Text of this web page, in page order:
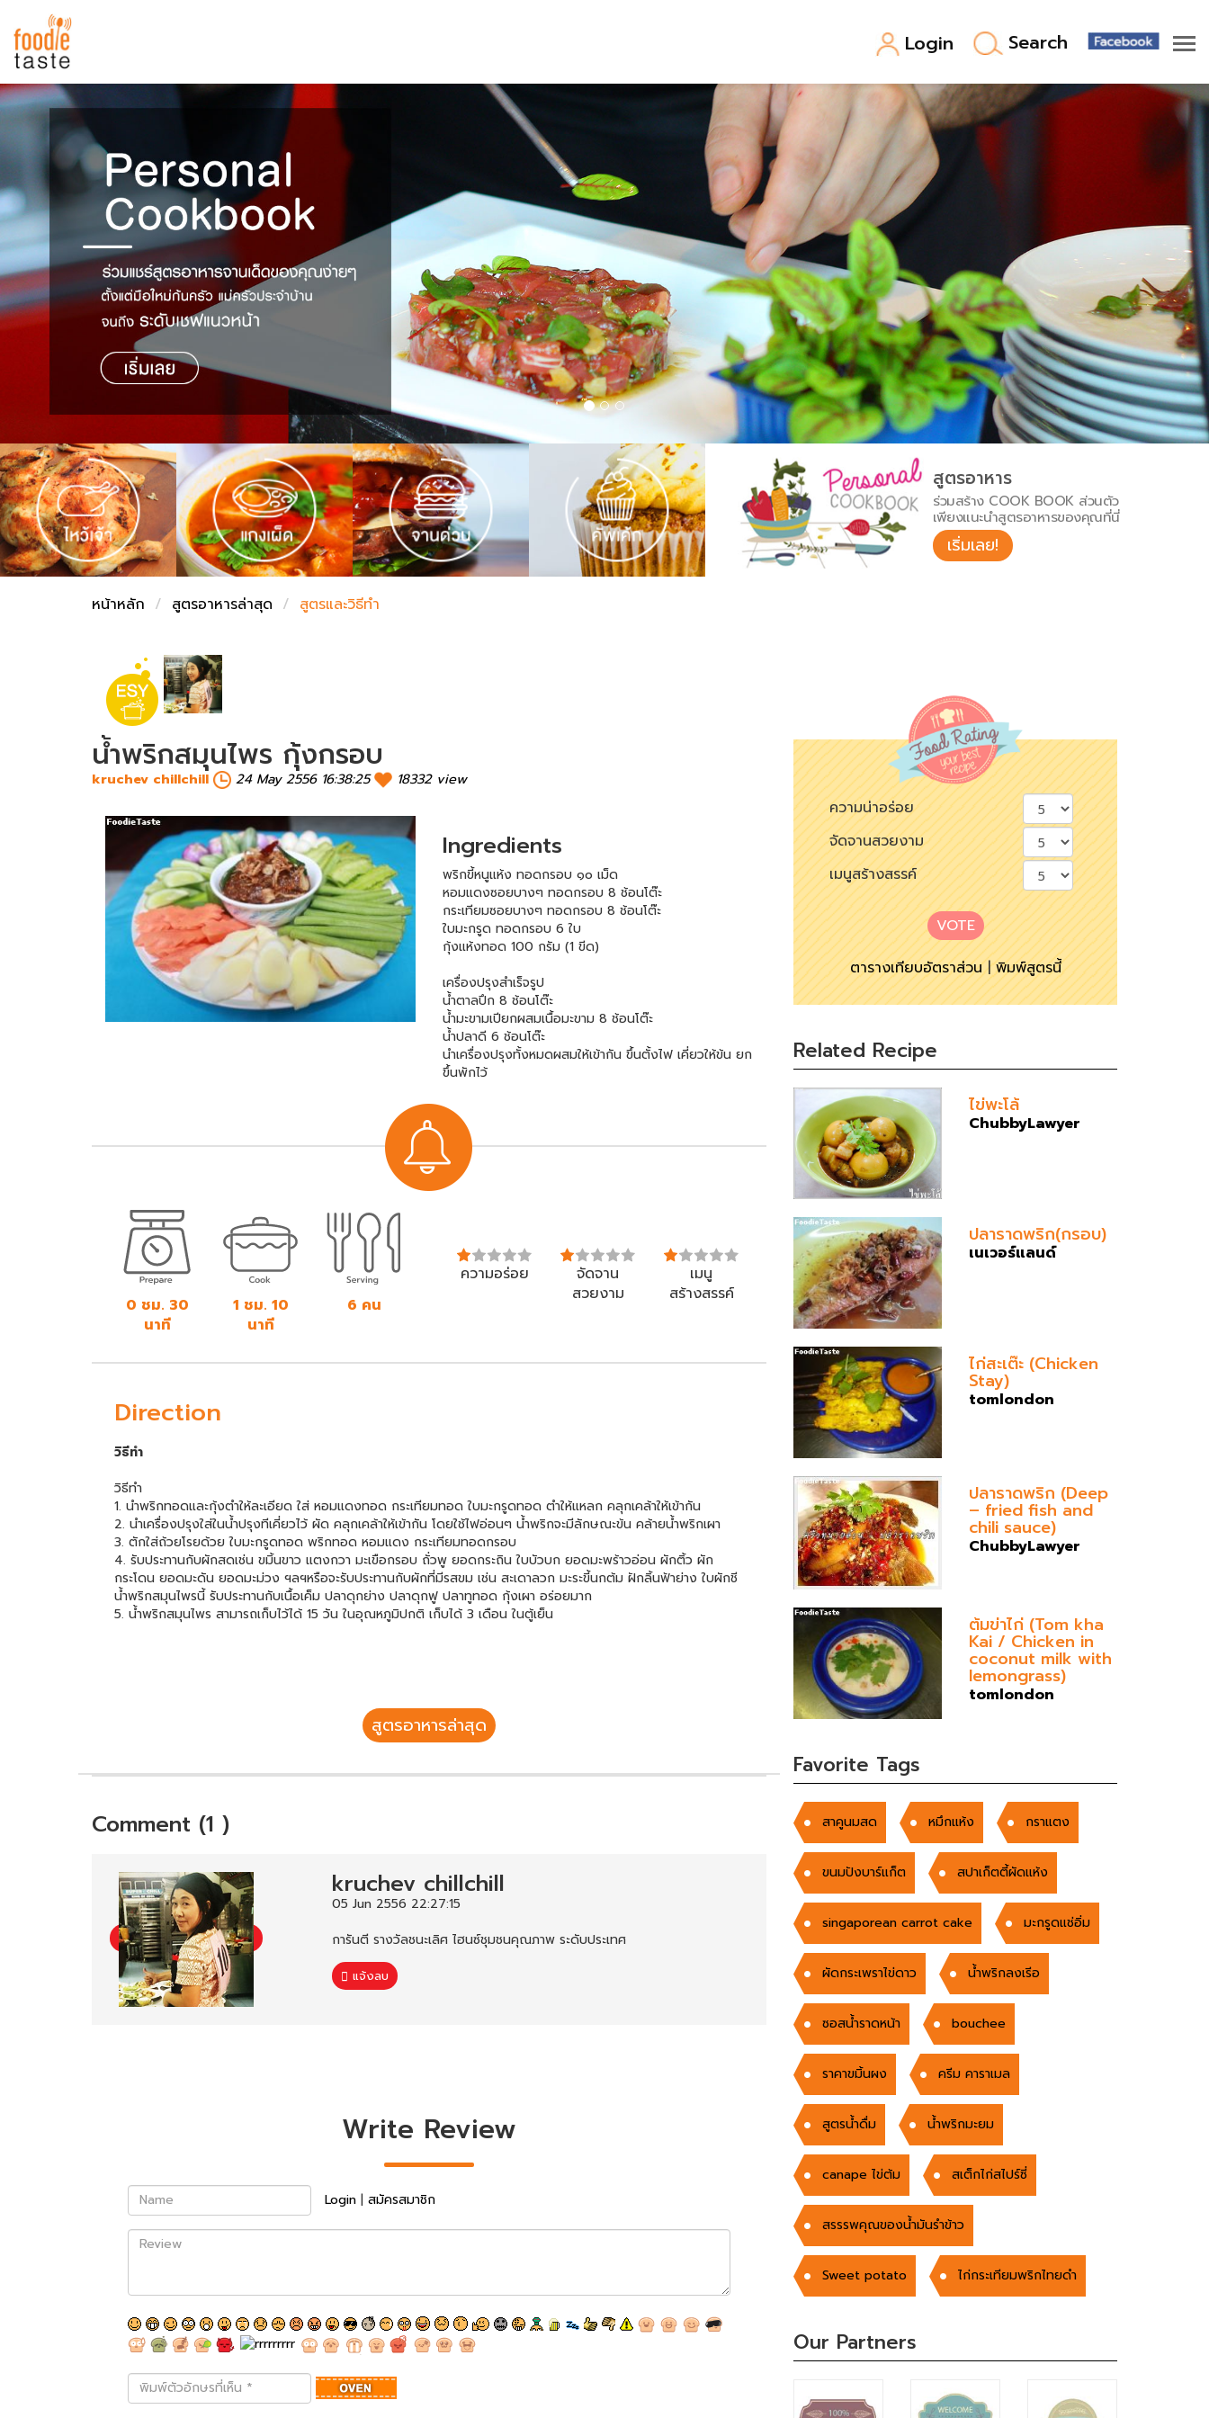
Login Search
สูตรอาหาร
สูตรอาหารล่าสุด
Top Foodie
พาไปชิม
สารพันก้นครัว
เคล็ดลับน่ารู้
เปรียบเทียบหน่วยการตวง
เปรียบเทียบอุณหภูมิ
เปรียบเทียบน้ำหนักวัตถุดิบ
ชั่งตวงเนย
FoodPedia
สร้าง Cookbook
สูตรอาหาร
ร่วมสร้าง COOK BOOK ส่วนตัว
เพียงแนะนำสูตรอาหารของคุณที่นี่
เริ่มเลย!
หน้าหลัก สูตรอาหารล่าสุด สูตรและวิธีทำ
น้ำพริกสมุนไพร กุ้งกรอบ
kruchev chillchill 24 May 2556 16:38:25 18332 view
Ingredients
พริกขี้หนูแห้ง ทอดกรอบ ๑๐ เม็ด
หอมแดงซอยบางๆ ทอดกรอบ 8 ช้อนโต๊ะ
กระเทียมซอยบางๆ ทอดกรอบ 8 ช้อนโต๊ะ
ใบมะกรูด ทอดกรอบ 6 ใบ
กุ้งแห้งทอด 100 กรัม (1 ขีด)
เครื่องปรุงสำเร็จรูป
น้ำตาลปึก 8 ช้อนโต๊ะ
น้ำมะขามเปียกผสมเนื้อมะขาม 8 ช้อนโต๊ะ
น้ำปลาดี 6 ช้อนโต๊ะ
นำเครื่องปรุงทั้งหมดผสมให้เข้ากัน ขึ้นตั้งไฟ เคี่ยวให้ข้น ยก
ขึ้นพักไว้
0 ชม. 30
นาที
1 ชม. 10
นาที
6 คน
ความอร่อย
จัดจาน
สวยงาม
เมนู
สร้างสรรค์
Direction
วิธีทำ
วิธีทำ
1. นำพริกทอดและกุ้งตำให้ละเอียด ใส่ หอมแดงทอด กระเทียมทอด ใบมะกรูดทอด ตำให้แหลก คลุกเคล้าให้เข้ากัน
2. นำเครื่องปรุงใส่ในน้ำปรุงทีเคี่ยวไว้ ผัด คลุกเคล้าให้เข้ากัน โดยใช้ไฟอ่อนๆ น้ำพริกจะมีลักษณะข้น คล้ายน้ำพริกเผา
3. ตักใส่ถ้วยโรยด้วย ใบมะกรูดทอด พริกทอด หอมแดง กระเทียมทอดกรอบ
4. รับประทานกับผักสดเช่น ขมิ้นขาว แตงกวา มะเขือกรอบ ถั่วพู ยอดกระถิน ใบบัวบก ยอดมะพร้าวอ่อน ผักติ้ว ผัก
กระโดน ยอดมะดัน ยอดมะม่วง ฯลฯหรือจะรับประทานกับผักที่มีรสขม เช่น สะเดาลวก มะระขี้นกต้ม ฝักลิ้นฟ้าย่าง ใบผักชี
น้ำพริกสมุนไพรนี้ รับประทานกับเนื้อเค็ม ปลาดุกย่าง ปลาดุกฟู ปลาทูทอด กุ้งเผา อร่อยมาก
5. น้ำพริกสมุนไพร สามารถเก็บไว้ได้ 15 วัน ในอุณหภูมิปกติ เก็บได้ 3 เดือน ในตู้เย็น
สูตรอาหารล่าสุด
Comment (1 )
kruchev chillchill
05 Jun 2556 22:27:15
การันตี รางวัลชนะเลิศ ไฮนซ์ชุมชนคุณภาพ ระดับประเทศ
แจ้งลบ
Write Review
Name Login | สมัครสมาชิก
Review
พิมพ์
ตัว
ความน่าอร่อย
จัดจานสวยงาม
เมนูสร้างสรรค์
VOTE
ตารางเทียบอัตราส่วน|พิมพ์สูตรนี้
Related Recipe
ไข่พะโล้
ChubbyLawyer
ปลาราดพริก(กรอบ)
เนเวอร์แลนด์
ไก่สะเต๊ะ (Chicken
Stay)
tomlondon
ปลาราดพริก (Deep
– fried fish and
chili sauce)
ChubbyLawyer
ต้มข่าไก่ (Tom kha
Kai / Chicken in
coconut milk with
lemongrass)
tomlondon
Favorite Tags
สาคูนมสด หมึกแห้ง กราแตง
ขนมปังบาร์แก็ต สปาเก็ตตี้ผัดแห้ง
singaporean carrot cake มะกรูดแช่อิ่ม
ผัดกระเพราไข่ดาว น้ำพริกลงเรีอ
ซอสน้ำราดหน้า bouchee
ราคาขมิ้นผง ครีม คาราเมล
สูตรน้ำดื่ม น้ำพริกมะยม
canape ไข่ต้ม สเต็กไก่สไปร์ซี่
สรรรพคุณของน้ำมันรำข้าว
Sweet potato ไก่กระเทียมพริกไทยดำ
Our Partners